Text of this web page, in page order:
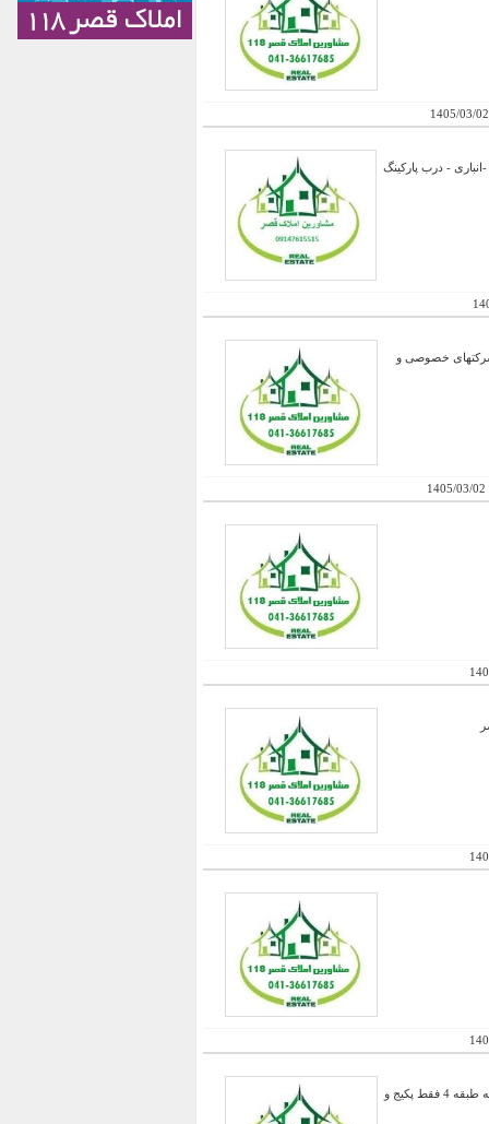
1405/03/02
وام - آسانسور - پارکینگ -انباری - درب پارکینگ
شرکتهای خصوصی و
1405/03/02
فروش دو واحد مسکونی در طبقات 3 و 4 بصورت یک جا - دارای آشپزخانه سرد و گرم - قابل معاوضه با حیاط دو طبقه طبقه 4 فقط پکیج و